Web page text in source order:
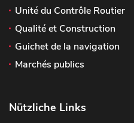
Unité du Contrôle Routier
Qualité et Construction
Guichet de la navigation
Marchés publics
Nützliche Links